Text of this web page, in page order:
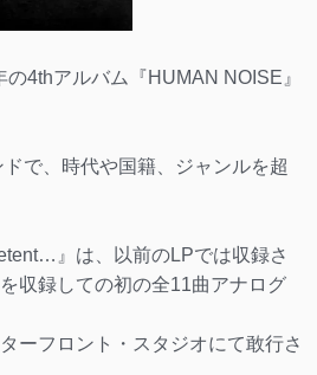
4thアルバム『HUMAN NOISE』
で、時代や国籍、ジャンルを超
』は、以前のLPでは収録さ
収録しての初の全11曲アナログ
ーフロント・スタジオにて敢行さ